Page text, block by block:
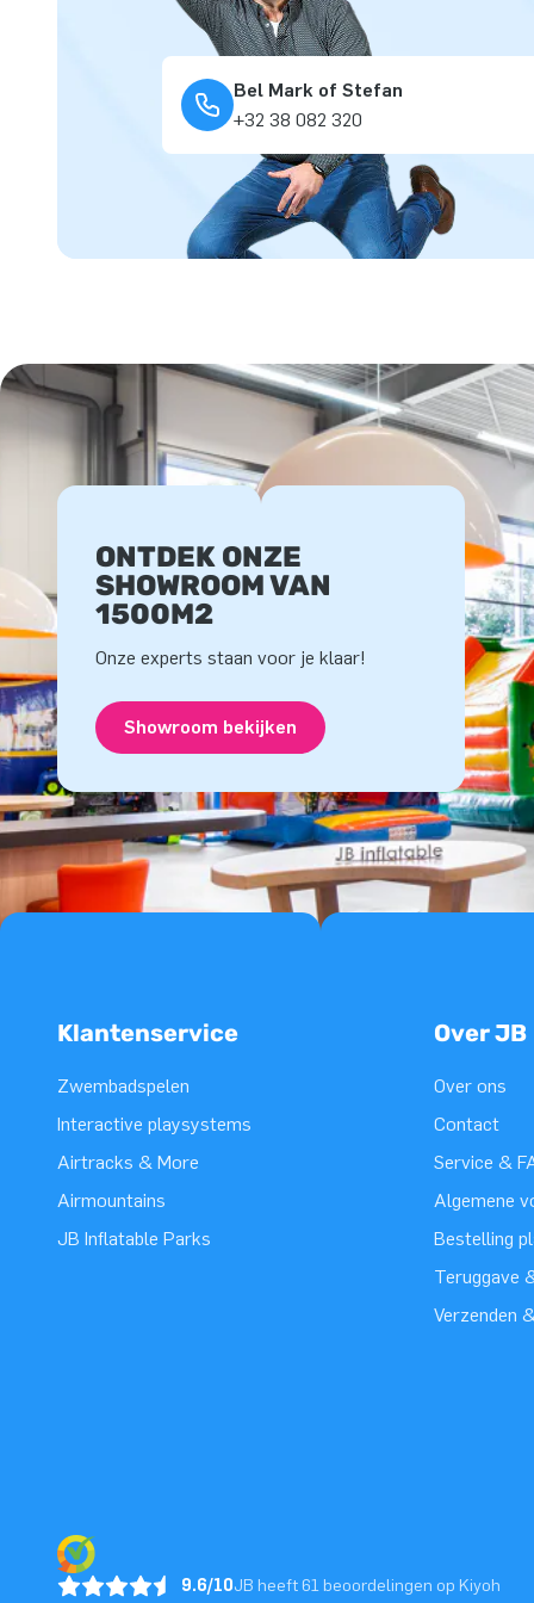
Bel Mark of Stefan
+32 38 082 320
ONTDEK ONZE
SHOWROOM VAN
1500M2
Onze experts staan voor je klaar!
Showroom bekijken
Klantenservice
Zwembadspelen
Interactive playsystems
Airtracks & More
Airmountains
JB Inflatable Parks
Over JB
Over ons
Contact
Service &
Algemene
Bestelling
Teruggave
Verzenden
9.6/10JB heeft 61 beoordelingen op Kiyoh